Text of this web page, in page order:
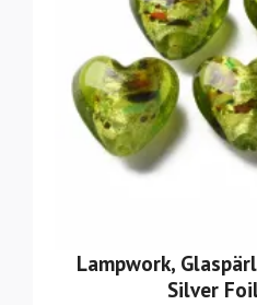
Lampwork,
Silver